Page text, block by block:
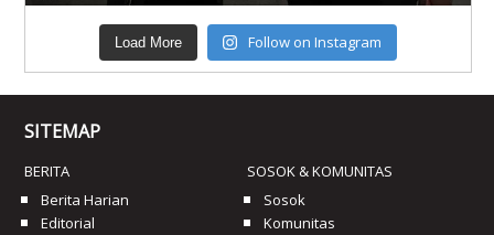
Load More Follow on Instagram
SITEMAP
BERITA
Berita Harian
Editorial
SOSOK & KOMUNITAS
Sosok
Komunitas